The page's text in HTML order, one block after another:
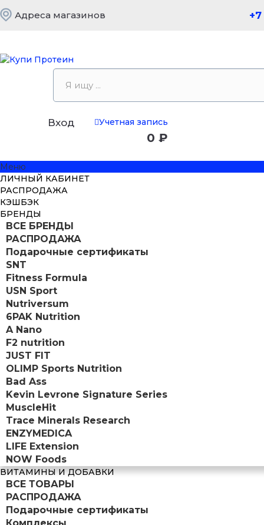
Адреса магазинов
Вход Учетная запись
0 ₽
Меню
ЛИЧНЫЙ КАБИНЕТ
РАСПРОДАЖА
КЭШБЭК
БРЕНДЫ
ВСЕ БРЕНДЫ
РАСПРОДАЖА
Подарочные сертификаты
SNT
Fitness Formula
USN Sport
Nutriversum
6PAK Nutrition
A Nano
F2 nutrition
JUST FIT
OLIMP Sports Nutrition
Bad Ass
Kevin Levrone Signature Series
MuscleHit
Trace Minerals Research
ENZYMEDICA
LIFE Extension
NOW Foods
ВИТАМИНЫ И ДОБАВКИ
ВСЕ ТОВАРЫ
РАСПРОДАЖА
Подарочные сертификаты